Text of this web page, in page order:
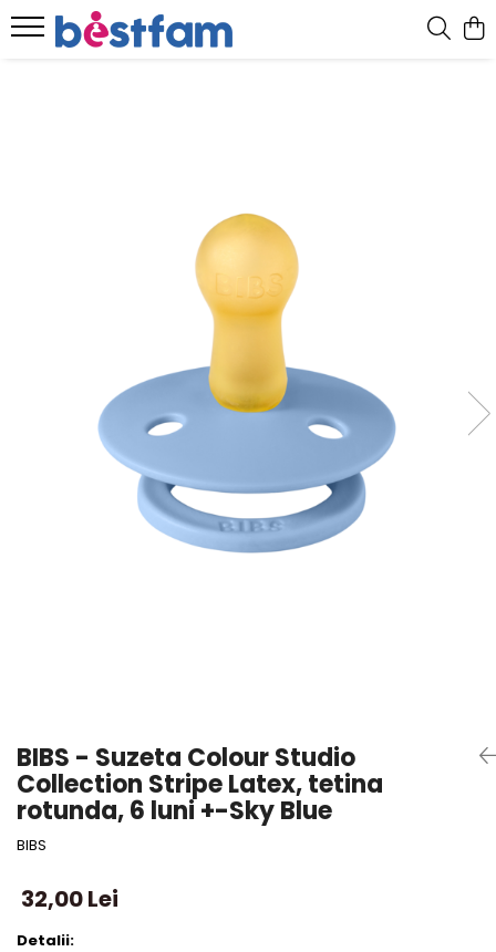
BIBS - Suzeta Colour Studio
Collection Stripe Latex, tetina
rotunda, 6 luni +-Sky Blue
BIBS
32,00 Lei
Detalii: